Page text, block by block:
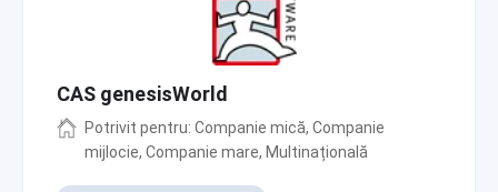
CAS genesisWorld
Potrivit pentru: Companie mică, Companie
mijlocie, Companie mare, Multinațională